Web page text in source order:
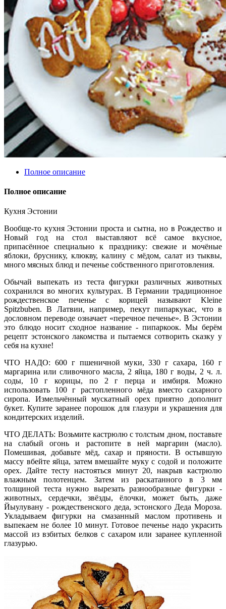
Полное описание
Полное описание
Кухня Эстонии
Вообще-то кухня Эстонии проста и сытна, но в Рождество и
Новый год на стол выставляют всё самое вкусное,
припасённое специально к празднику: свежие и мочёные
яблоки, бруснику, клюкву, калину с мёдом, салат из тыквы,
много мясных блюд и печенье собственного приготовления.
Обычай выпекать из теста фигурки различных животных
сохранился во многих культурах. В Германии традиционное
рождественское печенье с корицей называют Kleine
Spitzbuben. В Латвии, например, пекут пипаркукас, что в
дословном переводе означает «перечное печенье». В Эстонии
это блюдо носит сходное название - пипаркоок. Мы берём
рецепт эстонского лакомства и пытаемся сотворить сказку у
себя на кухне!
ЧТО НАДО: 600 г пшеничной муки, 330 г сахара, 160 г
маргарина или сливочного масла, 2 яйца, 180 г воды, 2 ч. л.
соды, 10 г корицы, по 2 г перца и имбиря. Можно
использовать 100 г растопленного мёда вместо сахарного
сиропа. Измельчённый мускатный орех приятно дополнит
букет. Купите заранее порошок для глазури и украшения для
кондитерских изделий.
ЧТО ДЕЛАТЬ: Возьмите кастрюлю с толстым дном, поставьте
на слабый огонь и растопите в ней маргарин (масло).
Помешивая, добавьте мёд, сахар и пряности. В остывшую
массу вбейте яйца, затем вмешайте муку с содой и положите
орех. Дайте тесту настояться минут 20, накрыв кастрюлю
влажным полотенцем. Затем из раскатанного в 3 мм
толщиной теста нужно вырезать разнообразные фигурки -
животных, сердечки, звёзды, ёлочки, может быть, даже
Йыулувану - рождественского деда, эстонского Деда Мороза.
Укладываем фигурки на смазанный маслом противень и
выпекаем не более 10 минут. Готовое печенье надо украсить
массой из взбитых белков с сахаром или заранее купленной
глазурью.